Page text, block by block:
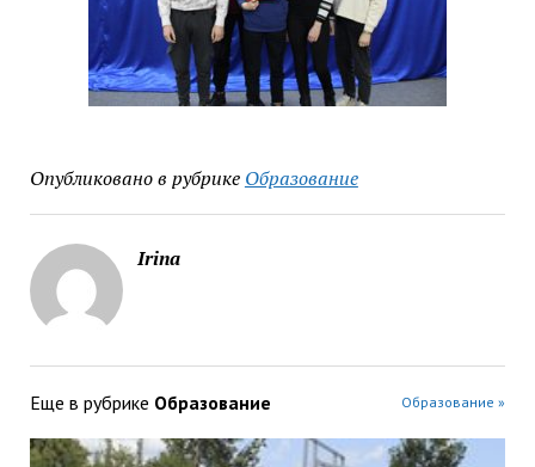
Опубликовано в рубрике Образование
Irina
Еще в рубрике Образование Образование »